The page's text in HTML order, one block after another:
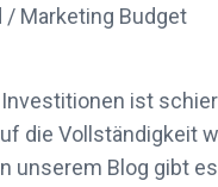
/ Marketing Budget
Investitionen ist schier
die Vollständigkeit
unserem Blog gibt